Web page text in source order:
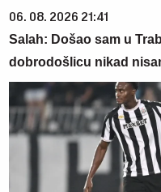
06. 08. 2026 21:41
Salah: Došao sam u
dobrodošlicu nikad